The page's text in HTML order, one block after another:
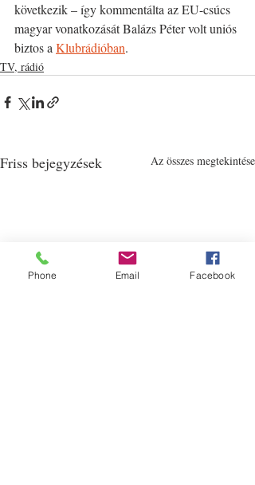
következik – így kommentálta az EU-csúcs
magyar vonatkozását Balázs Péter volt uniós
biztos a Klubrádióban.
TV, rádió
Friss bejegyzések Az összes megtekintése
Phone Email Facebook